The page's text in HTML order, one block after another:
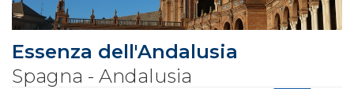
Essenza dell'Andalusia
Spagna - Andalusia